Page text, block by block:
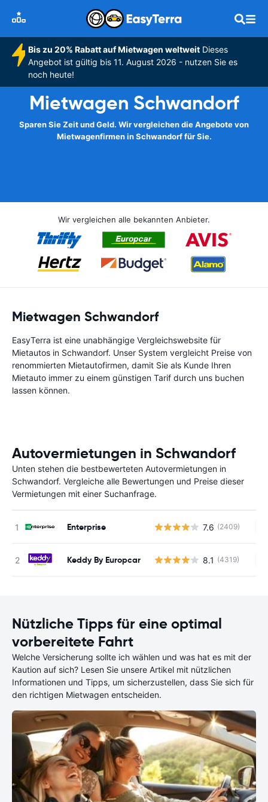
Bis zu 20% Rabatt auf Mietwagen weltweitDieses
Angebot ist gültig bis 11. August 2026 - nutzen Sie es
noch heute!
Mietwagen Schwandorf
Sparen Sie Zeit und Geld. Wir vergleichen die Angebote von
Mietwagenfirmen in Schwandorf für Sie.
Wir vergleichen alle bekannten Anbieter.
Mietwagen Schwandorf
EasyTerra ist eine unabhängige Vergleichswebsite für
Mietautos in Schwandorf. Unser System vergleicht Preise von
renommierten Mietautofirmen, damit Sie als Kunde Ihren
Mietauto immer zu einem günstigen Tarif durch uns buchen
lassen können.
Autovermietungen in Schwandorf
Unten stehen die bestbewerteten Autovermietungen in
Schwandorf. Vergleiche alle Bewertungen und Preise dieser
Vermietungen mit einer Suchanfrage.
Enterprise 7.6 (2409)
Keddy By Europcar 8.1 (4319)
Nützliche Tipps für eine optimal
vorbereitete Fahrt
Welche Versicherung sollte ich wählen und was hat es mit der
Kaution auf sich? Lesen Sie unsere Artikel mit nützlichen
Informationen und Tipps, um sicherzustellen, dass Sie sich für
den richtigen Mietwagen entscheiden.